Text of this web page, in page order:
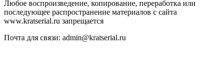
Любое воспроизведение, копирование, переработка или
последующее распространение материалов с сайта
www.kratserial.ru запрещается
Почта для связи: admin@kratserial.ru